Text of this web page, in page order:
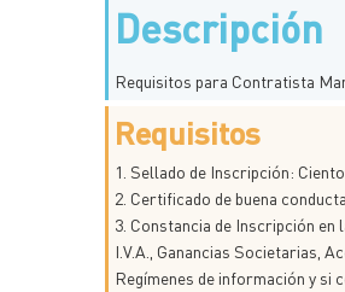
Descripción
Requisitos para Contratista
Requisitos
1. Sellado de Inscripción:
2. Certificado de buena
3. Constancia de Inscripción en
I.V.A., Ganancias Societarias,
Regímenes de información y si